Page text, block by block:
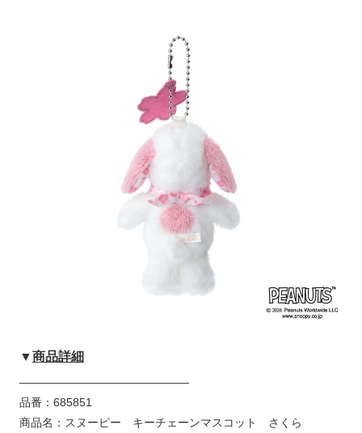
▼商品詳細
———————————————
品番：685851
商品名：スヌーピー キーチェーンマスコット さくら